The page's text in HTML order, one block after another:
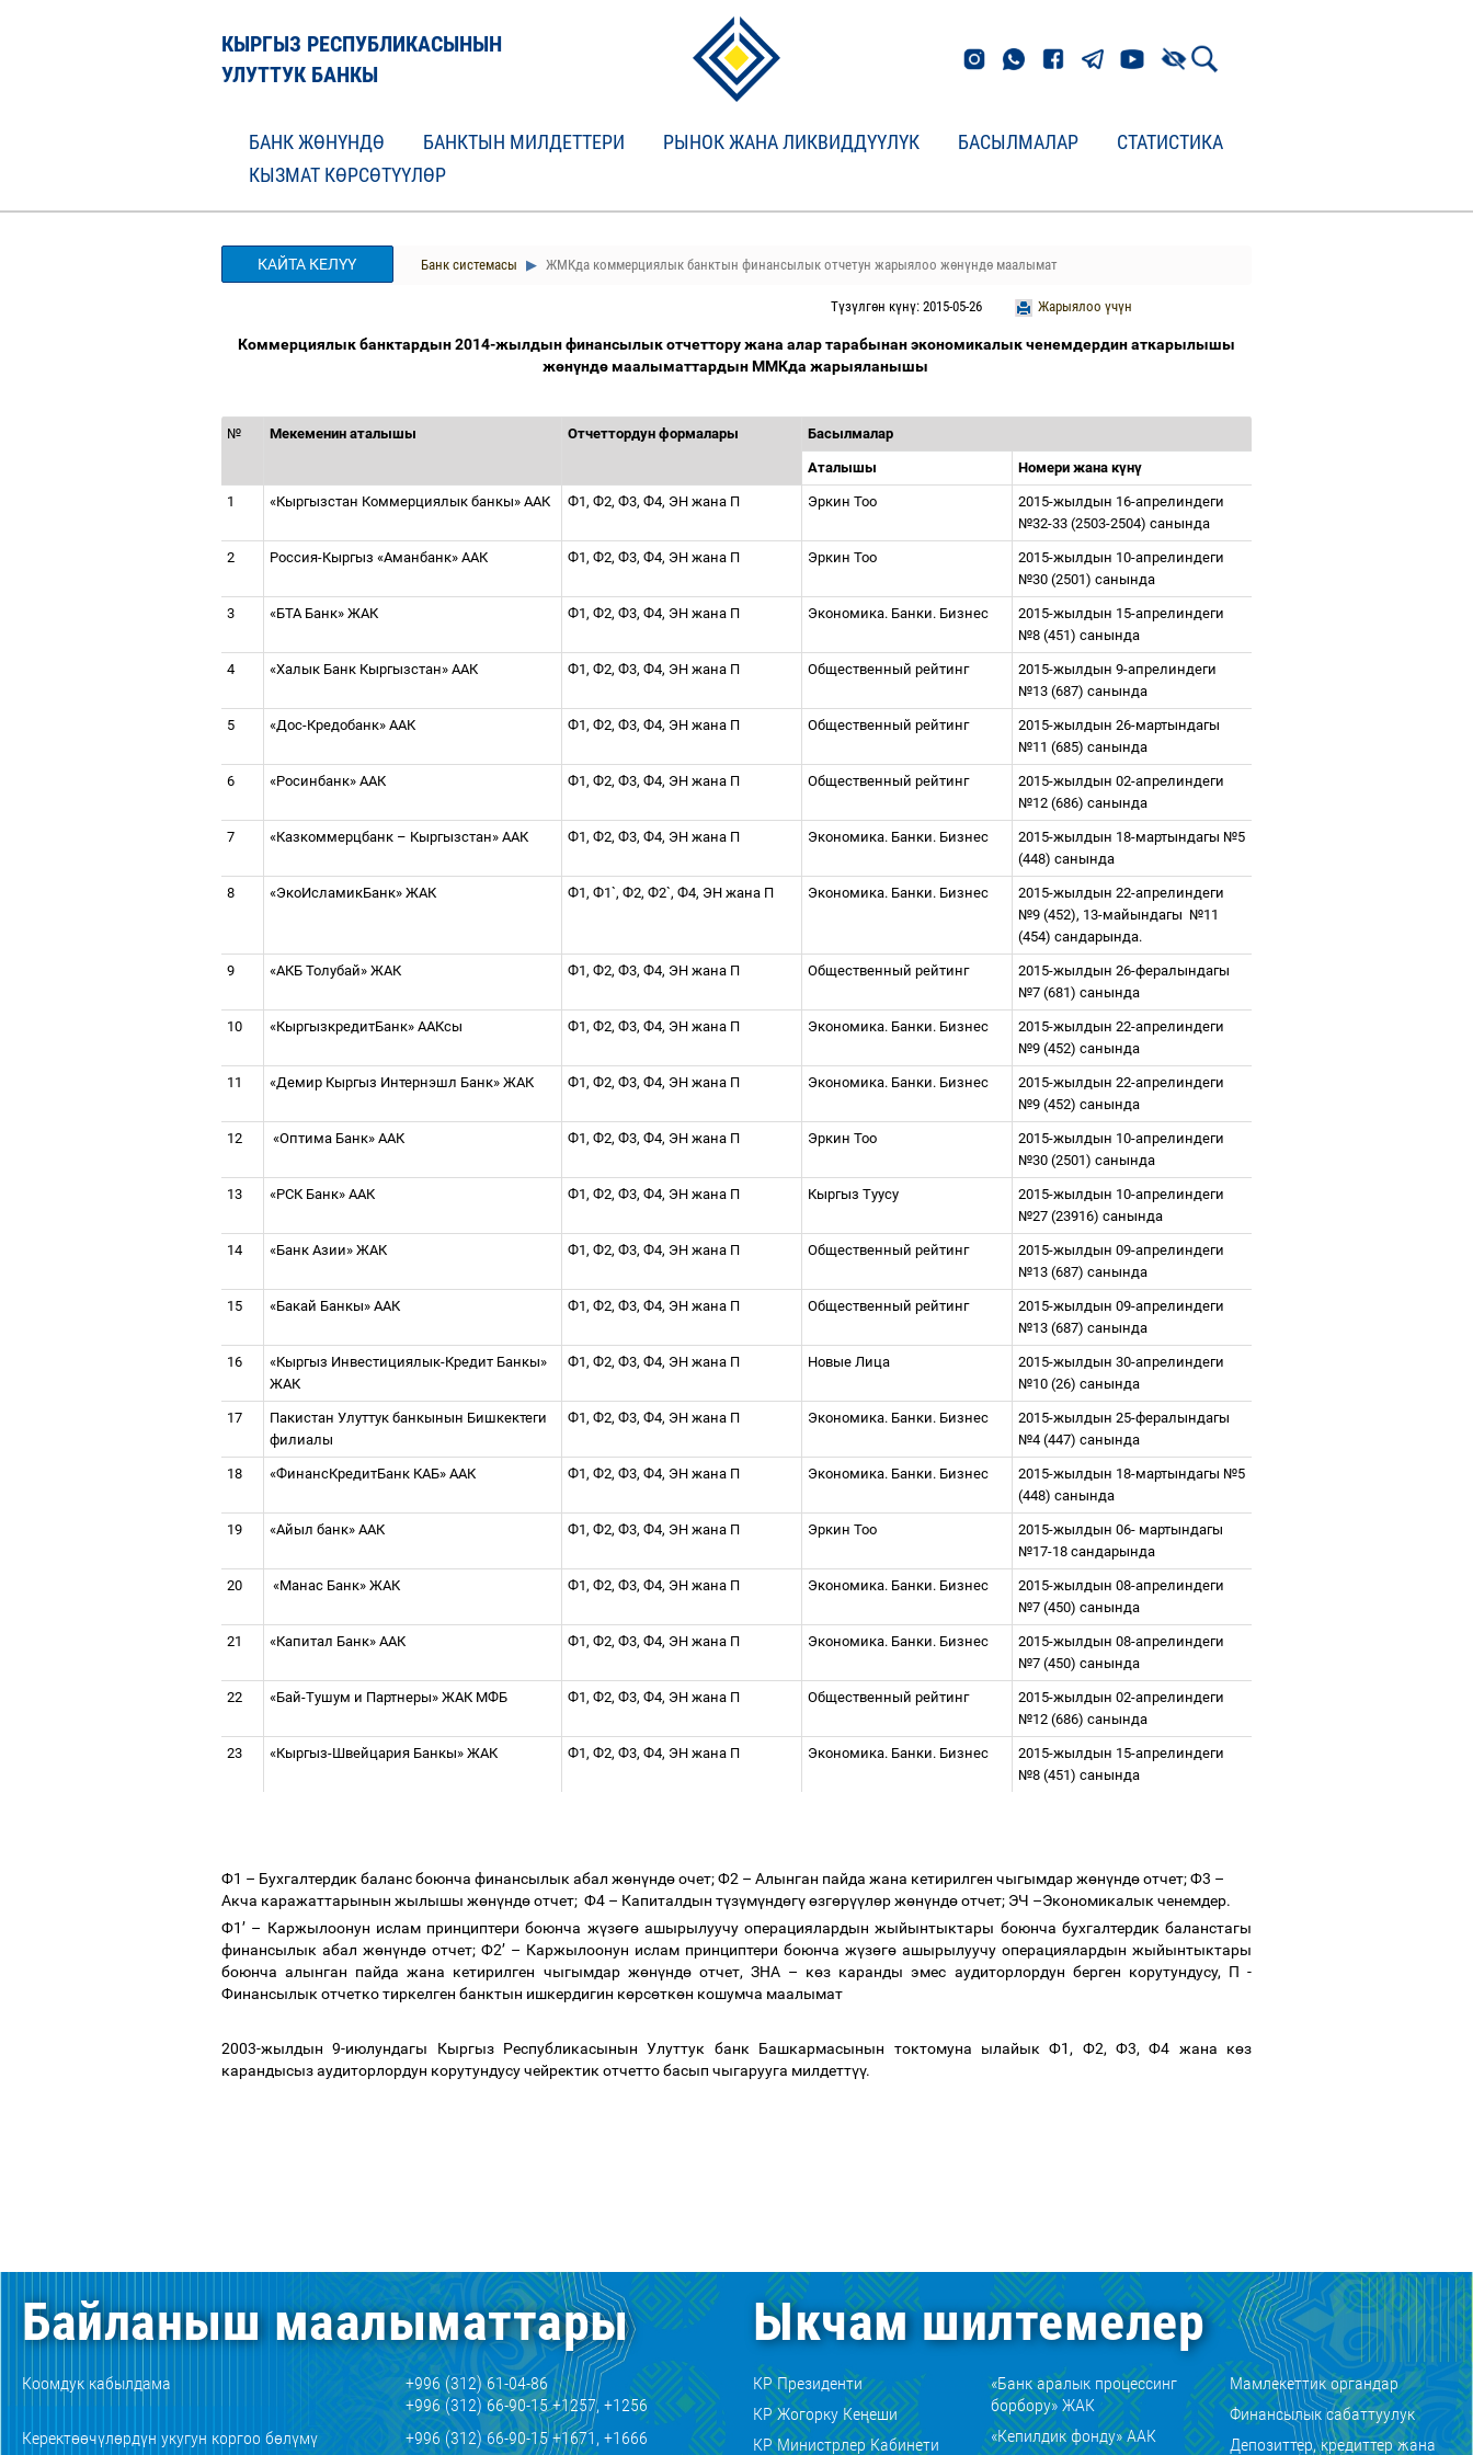
КЫРГЫЗ РЕСПУБЛИКАСЫНЫН
УЛУТТУК БАНКЫ
БАНК ЖӨНҮНДӨ БАНКТЫН МИЛДЕТТЕРИ РЫНОК ЖАНА ЛИКВИДДҮҮЛҮК БАСЫЛМАЛАР
СТАТИСТИКА
КЫЗМАТ КӨРСӨТҮҮЛӨР
КАЙТА КЕЛҮҮ Банк системасы ЖМКда коммерциялык банктын финансылык отчетун жарыялоо жөнүндө маалымат
Жарыялоо үчүн
Түзүлгөн күнү: 2015-05-26
Коммерциялык банктардын 2014-жылдын финансылык отчеттору жана алар тарабынан экономикалык ченемдердин аткарылышы
жөнүндөмаалыматтардын ММКда жарыяланышы
№ Мекеменин аталышы Отчеттордун формалары Басылмалар
Аталышы Номери жана күнү
1 «Кыргызстан Коммерциялык банкы» ААК Ф1, Ф2, Ф3, Ф4, ЭН жана П Эркин Тоо
2015-жылдын 16-апрелиндеги
№32-33 (2503-2504) санында
2 Россия-Кыргыз «Аманбанк» ААК Ф1, Ф2, Ф3, Ф4, ЭН жана П Эркин Тоо
2015-жылдын 10-апрелиндеги
№30 (2501) санында
3 «БТА Банк» ЖАК Ф1, Ф2, Ф3, Ф4, ЭН жана П Экономика. Банки. Бизнес
2015-жылдын 15-апрелиндеги
№8 (451) санында
4 «Халык Банк Кыргызстан» ААК Ф1, Ф2, Ф3, Ф4, ЭН жана П Общественный рейтинг
2015-жылдын 9-апрелиндеги
№13 (687) санында
5 «Дос-Кредобанк» ААК Ф1, Ф2, Ф3, Ф4, ЭН жана П Общественный рейтинг
2015-жылдын 26-мартындагы
№11 (685) санында
6 «Росинбанк» ААК Ф1, Ф2, Ф3, Ф4, ЭН жана П Общественный рейтинг
2015-жылдын 02-апрелиндеги
№12 (686) санында
7 «Казкоммерцбанк – Кыргызстан» ААК Ф1, Ф2, Ф3, Ф4, ЭН жана П Экономика. Банки. Бизнес
2015-жылдын 18-мартындагы №5
(448) санында
8 «ЭкоИсламикБанк» ЖАК Ф1, Ф1`, Ф2, Ф2`, Ф4, ЭН жана П Экономика. Банки. Бизнес
2015-жылдын 22-апрелиндеги
№9 (452), 13-майындагы №11
(454) сандарында.
9 «АКБ Толубай» ЖАК Ф1, Ф2, Ф3, Ф4, ЭН жана П Общественный рейтинг
2015-жылдын 26-фералындагы
№7 (681) санында
10 «КыргызкредитБанк» ААКсы Ф1, Ф2, Ф3, Ф4, ЭН жана П Экономика. Банки. Бизнес
2015-жылдын 22-апрелиндеги
№9 (452) санында
11 «Демир Кыргыз Интернэшл Банк» ЖАК Ф1, Ф2, Ф3, Ф4, ЭН жана П Экономика. Банки. Бизнес
2015-жылдын 22-апрелиндеги
№9 (452) санында
12 «Оптима Банк» ААК Ф1, Ф2, Ф3, Ф4, ЭН жана П Эркин Тоо
2015-жылдын 10-апрелиндеги
№30 (2501) санында
13 «РСК Банк» ААК Ф1, Ф2, Ф3, Ф4, ЭН жана П Кыргыз Туусу
2015-жылдын 10-апрелиндеги
№27 (23916) санында
14 «Банк Азии» ЖАК Ф1, Ф2, Ф3, Ф4, ЭН жана П Общественный рейтинг
2015-жылдын 09-апрелиндеги
№13 (687) санында
15 «Бакай Банкы» ААК Ф1, Ф2, Ф3, Ф4, ЭН жана П Общественный рейтинг
2015-жылдын 09-апрелиндеги
№13 (687) санында
16
«Кыргыз Инвестициялык-Кредит Банкы»
ЖАК
Ф1, Ф2, Ф3, Ф4, ЭН жана П Новые Лица
2015-жылдын 30-апрелиндеги
№10 (26) санында
17
Пакистан Улуттук банкынын Бишкектеги
филиалы
Ф1, Ф2, Ф3, Ф4, ЭН жана П Экономика. Банки. Бизнес
2015-жылдын 25-фералындагы
№4 (447) санында
18 «ФинансКредитБанк КАБ» ААК Ф1, Ф2, Ф3, Ф4, ЭН жана П Экономика. Банки. Бизнес
2015-жылдын 18-мартындагы №5
(448) санында
19 «Айыл банк» ААК Ф1, Ф2, Ф3, Ф4, ЭН жана П Эркин Тоо
2015-жылдын 06- мартындагы
№17-18 сандарында
20 «Манас Банк» ЖАК Ф1, Ф2, Ф3, Ф4, ЭН жана П Экономика. Банки. Бизнес
2015-жылдын 08-апрелиндеги
№7 (450) санында
21 «Капитал Банк» ААК Ф1, Ф2, Ф3, Ф4, ЭН жана П Экономика. Банки. Бизнес
2015-жылдын 08-апрелиндеги
№7 (450) санында
22 «Бай-Тушум и Партнеры» ЖАК МФБ Ф1, Ф2, Ф3, Ф4, ЭН жана П Общественный рейтинг
2015-жылдын 02-апрелиндеги
№12 (686) санында
23 «Кыргыз-Швейцария Банкы» ЖАК Ф1, Ф2, Ф3, Ф4, ЭН жана П Экономика. Банки. Бизнес
2015-жылдын 15-апрелиндеги
№8 (451) санында
Ф1 – Бухгалтердик баланс боюнча финансылык абал жөнүндөочет; Ф2 – Алынган пайда жана кетирилген чыгымдар жөнүндөотчет; Ф3 –
Акча каражаттарынын жылышы жөнүндөотчет; Ф4 – Капиталдын түзүмүндөгүөзгөрүүлөр жөнүндөотчет; ЭЧ –Экономикалык ченемдер.
Ф1’ – Каржылоонун ислам принциптери боюнча жүзөгөашырылуучу операциялардын жыйынтыктары боюнча бухгалтердик баланстагы
финансылык абал жөнүндө отчет; Ф2’ – Каржылоонун ислам принциптери боюнча жүзөгө ашырылуучу операциялардын жыйынтыктары
боюнча алынган пайда жана кетирилген чыгымдар жөнүндөотчет, ЗНА – көз каранды эмес аудиторлордун берген корутундусу, П -
Финансылык отчетко тиркелген банктын ишкердигин көрсөткөн кошумча маалымат
2003-жылдын 9-июлундагы Кыргыз Республикасынын Улуттук банк Башкармасынын токтомуна ылайык Ф1, Ф2, Ф3, Ф4 жана көз
карандысыз аудиторлордун корутундусу чейректик отчеттобасып чыгарууга милдеттүү.
Байланыш маалыматтары
Коомдук кабылдама
+996 (312) 61-04-86
+996 (312) 66-90-15 +1257, +1256
Керектөөчүлөрдүн укугун коргоо бөлүмү
+996 (312) 66-90-15 +1671, +1666
Ыкчам шилтемелер
КР Президенти
КР Жогорку Кеңеши
КР Министрлер Кабинети
«Банк аралык процессинг
борбору» ЖАК
«Кепилдик фонду» ААК
Мамлекеттик органдар
Финансылык сабаттуулук
Депозиттер, кредиттер жана